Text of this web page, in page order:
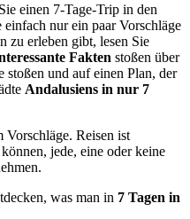
einen 7-Tage-Trip in den
einfach nur ein paar Vorschläge
zu erleben gibt, lesen Sie
Fakten stoßen über
stoßen und auf einen Plan, der
Andalusiens in nur 7
Vorschläge. Reisen ist
jede, eine oder keine
was man in 7 Tagen in